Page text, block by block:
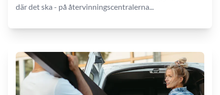
där det ska - på återvinningscentralerna...